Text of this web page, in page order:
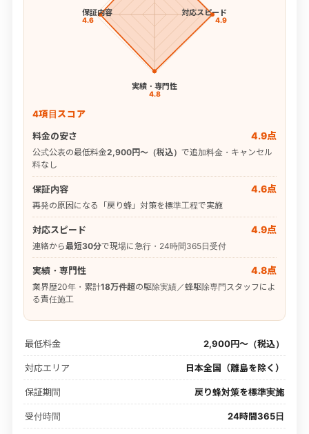
対応スピード
4.9
実績・専門性
4.8
保証内容
4.6
4項目スコア
料金の安さ
4.9点
公式公表の最低料金2,900円〜（税込） で追加料金・キャンセル
料なし
保証内容 4.6点
再発の原因になる「戻り蜂」対策を標準工程で実施
対応スピード 4.9点
連絡から最短30分で現場に急行・24時間365日受付
実績・専門性 4.8点
業界歴20年・累計18万件超の駆除実績／蜂駆除専門スタッフによ
る責任施工
最低料金 2,900円〜（税込）
対応エリア 日本全国（離島を除く）
保証期間 戻り蜂対策を標準実施
受付時間 24時間365日